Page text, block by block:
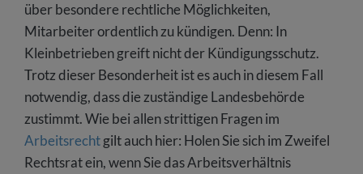
über besondere rechtliche Möglichkeiten,
Mitarbeiter ordentlich zu kündigen. Denn: In
Kleinbetrieben greift nicht der Kündigungsschutz.
Trotz dieser Besonderheit ist es auch in diesem Fall
notwendig, dass die zuständige Landesbehörde
zustimmt. Wie bei allen strittigen Fragen im
Arbeitsrechtgilt auch hier: Holen Sie sich im Zweifel
Rechtsrat ein, wenn Sie das Arbeitsverhältnis